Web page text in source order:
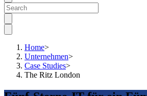
Home>
Unternehmen>
Case Studies>
The Ritz London